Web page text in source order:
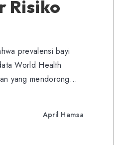
Risiko
prevalensi bayi
World Health
yang mendorong…
April Hamsa